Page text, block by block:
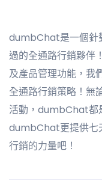
dumbChat是一個針
過的全通路行銷夥伴
及產品管理功能，我
全通路行銷策略！無
活動，dumbChat都
dumbChat更提供七
行銷的力量吧！